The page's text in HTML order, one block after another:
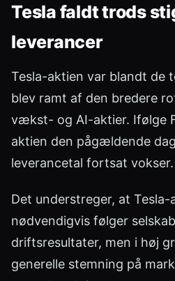
Tesla faldt trods
leverancer
Tesla-aktien var blandt de
blev ramt af den bredere
vækst- og AI-aktier. Ifølge
aktien den pågældende
leverancetal fortsat vokser.
Det understreger, at Tesla-
nødvendigvis følger
driftsresultater, men i høj
generelle stemning på